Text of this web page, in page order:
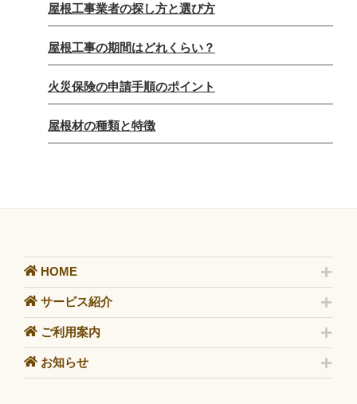
屋根工事業者の探し方と選び方
屋根工事の期間はどれくらい？
火災保険の申請手順のポイント
屋根材の種類と特徴
HOME
サービス紹介
ご利用案内
お知らせ